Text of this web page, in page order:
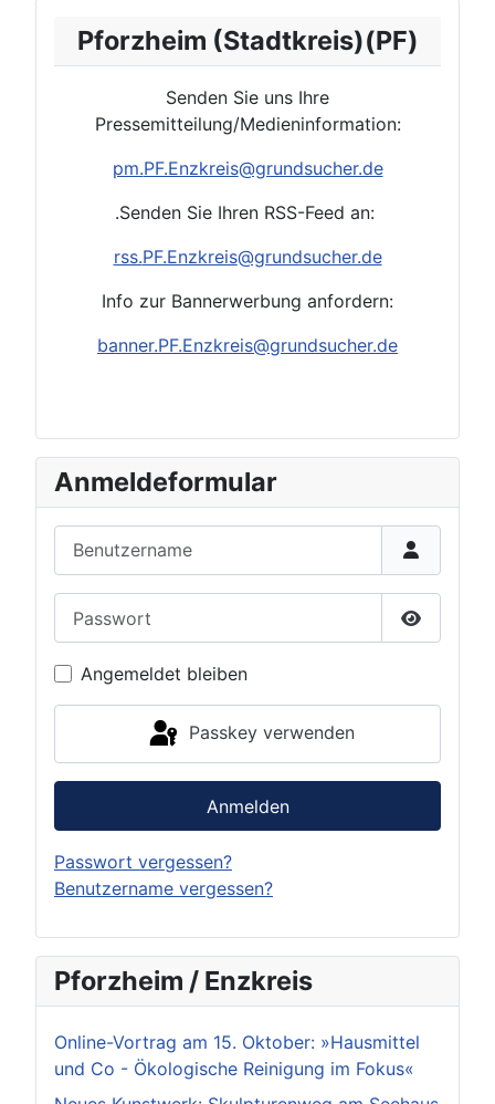
Pforzheim (Stadtkreis)(PF)
Senden Sie uns Ihre
Pressemitteilung/Medieninformation:
pm.PF.Enzkreis@grundsucher.de
.Senden Sie Ihren RSS-Feed an:
rss.PF.Enzkreis@grundsucher.de
Info zur Bannerwerbung anfordern:
banner.PF.Enzkreis@grundsucher.de
Anmeldeformular
Passwort
Angemeldet bleiben
Passkey verwenden
Anmelden
Passwort vergessen?
Benutzername vergessen?
Pforzheim / Enzkreis
Online-Vortrag am 15. Oktober: »Hausmittel
und Co - Ökologische Reinigung im Fokus«